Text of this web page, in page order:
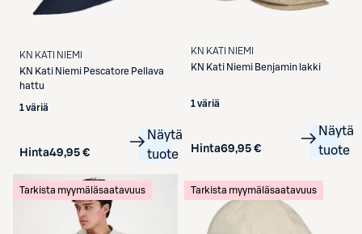
KN KATI NIEMI
KN Kati Niemi Pescatore Pellava
hattu
1 väriä
Hinta49,95 €
Näytä
tuote
KN KATI NIEMI
KN Kati Niemi Benjamin lakki
1 väriä
Hinta69,95 €
Näytä
tuote
Tarkista myymäläsaatavuus Tarkista myymäläsaatavuus